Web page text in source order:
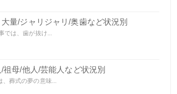
量/ジャリジャリ/奥歯など状況別
では、歯が抜け...
祖母/他人/芸能人など状況別
、葬式の夢の意味...